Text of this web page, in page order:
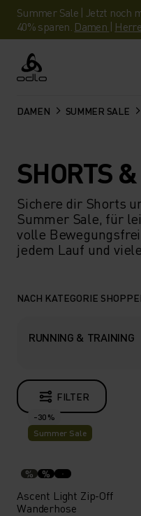
Summer Sale | Jetzt noch
40% sparen. Damen |
Odlo
DAMEN SUMMER SALE
SHORTS
Sichere dir Shorts
Summer Sale, für
volle
jedem Lauf und
NACH KATEGORIE
RUNNING & TRAINING
FILTER
-30 %
Summer Sale
% %
Ascent Light Zip-Off
Wanderhose